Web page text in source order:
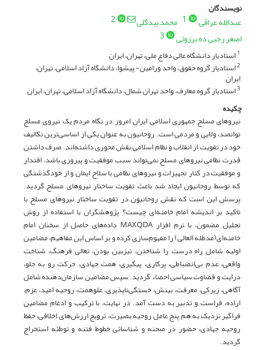
نویسندگان
عبدالله عراقی 1 محمد بیدگلی
2
اصغر رجبی ده برزوئی
3
1استادیار دانشگاه عالی دفاع ملی، تهران، ایران
2استادیار گروه حقوق، واحد ورامین- پیشوا، دانشگاه آزاد اسلامی، تهران،
ایران
3استادیار گروه معارف، واحد تهران شمال، دانشگاه آزاد اسلامی، تهران، ایران
چکیده
نیروهای مسلح جمهوری اسلامی ایران امروز در نگاه مردم یک نیروی مسلح
توانمند، ولایی و مردمی است. روحانیون به عنوان یکی از اساسی‌ترین تکالیف
خود در تقویت از انقلاب و نظام اسلامی نقش محوری داشته‌اند. صرف داشتن
قدرت نظامی نیروهای مسلح نمی‌تواند سبب موفقیت و پیروزی باشد، اقتدار
و موفقیت در کنار تجهیزات و نیروهای نظامی با سلاح ایمان و از خودگذشتگی
که توسط روحانیون ایجاد شد باعث تقویت ساختار نیروهای مسلح گردید.
پرسش این است که نقش روحانیون در تقویت ساختار نیروهای مسلح با
تاکید بر اندیشه امام خامنه‌ای چیست؟ پژوهشگران با استفاده از روش
تحلیل مضمون، با نرم افزار MAXQDA داده‌های حاصل از سخنان امام
خامنه‌ای(مدظله العالی) را مفهوم‌سازی کرده و بر اساس این مفاهیم، مضامین
اولیه شامل راه درست را شناختن، تیزبین بودن، تعالی فرهنگ، شناخت
واقعی، عدم بی‌انضباطی، پرکاری، پیگیری، همت جهادی، حرکت رو به جلو،
درایت و قضاوت سیاسی احصاء گردید. سپس مضامین سازمان‌دهنده شامل
آگاهی، زیرکی، معرفت، بینش، خستگی‌ناپذیری، علوهمت، روحیه امید، عزم،
اراده، فراست و تدبیر به دست آمد. در نهایت، با ترکیب و ادغام مضامین
فراگیر نزدیک به هم پنج عامل روحیه بصیرت، ترویج ارزش‌های اخلاقی، حفظ
روحیه جهادی، حضور در صحنه و شناسائی خطوط فتنه و توطئه استخراج
گردید.